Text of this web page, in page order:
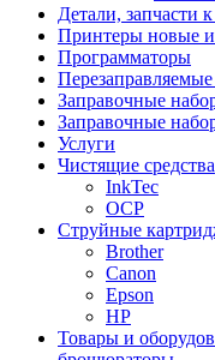
Детали, запчасти
Принтеры новые
Программаторы
Заправочные
Заправочные
Услуги
Чистящие средства
InkTec
OCP
Струйные
Brother
Canon
Epson
HP
Товары и